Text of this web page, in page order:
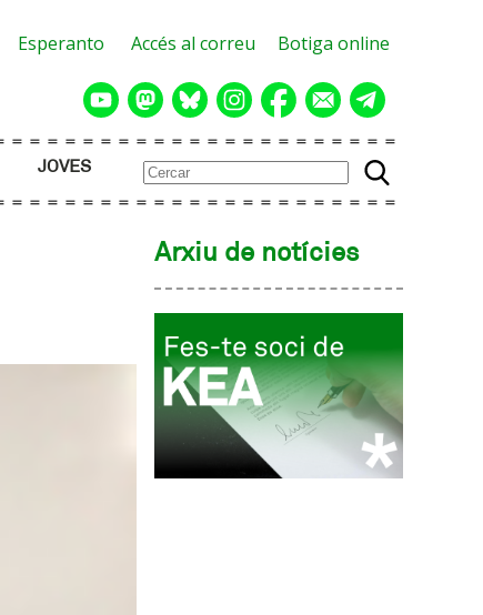
Esperanto Accés al correu Botiga online
JOVES
Arxiu de notícies